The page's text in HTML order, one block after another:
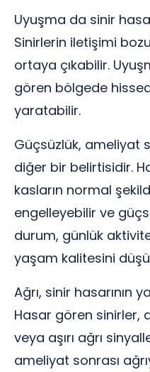
Uyuşma da sinir
Sinirlerin iletişimi
ortaya çıkabilir.
gören bölgede
yaratabilir.
Güçsüzlük, ameliyat
diğer bir belirtisidir.
kasların normal
engelleyebilir ve
durum, günlük
yaşam kalitesini
Ağrı, sinir hasarının
Hasar gören sinirler,
veya aşırı ağrı
ameliyat sonrası